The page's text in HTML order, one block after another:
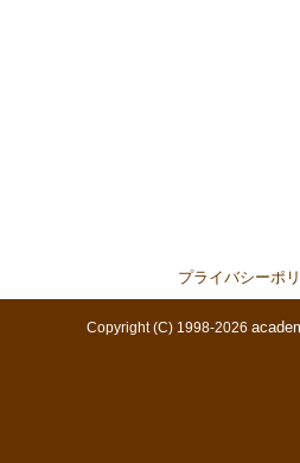
プライバシーポ
Copyright (C) 1998-2026